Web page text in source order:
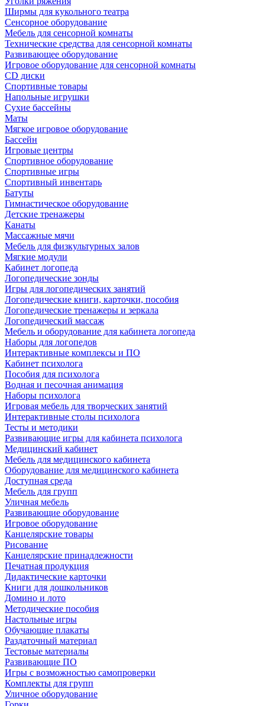
Ширмы для кукольного театра
Сенсорное оборудование
Мебель для сенсорной комнаты
Технические средства для сенсорной комнаты
Развивающее оборудование
Игровое оборудование для сенсорной комнаты
CD диски
Спортивные товары
Напольные игрушки
Сухие бассейны
Маты
Мягкое игровое оборудование
Бассейн
Игровые центры
Спортивное оборудование
Спортивные игры
Спортивный инвентарь
Батуты
Гимнастическое оборудование
Детские тренажеры
Канаты
Массажные мячи
Мебель для физкультурных залов
Мягкие модули
Кабинет логопеда
Логопедические зонды
Игры для логопедических занятий
Логопедические книги, карточки, пособия
Логопедические тренажеры и зеркала
Логопедический массаж
Мебель и оборудование для кабинета логопеда
Наборы для логопедов
Интерактивные комплексы и ПО
Кабинет психолога
Пособия для психолога
Водная и песочная анимация
Наборы психолога
Игровая мебель для творческих занятий
Интерактивные столы психолога
Тесты и методики
Развивающие игры для кабинета психолога
Медицинский кабинет
Мебель для медицинского кабинета
Оборудование для медицинского кабинета
Доступная среда
Мебель для групп
Уличная мебель
Развивающие оборудование
Игровое оборудование
Канцелярские товары
Рисование
Канцелярские принадлежности
Печатная продукция
Дидактические карточки
Книги для дошкольников
Домино и лото
Методические пособия
Настольные игры
Обучающие плакаты
Раздаточный материал
Тестовые материалы
Развивающие ПО
Игры с возможностью самопроверки
Комплекты для групп
Уличное оборудование